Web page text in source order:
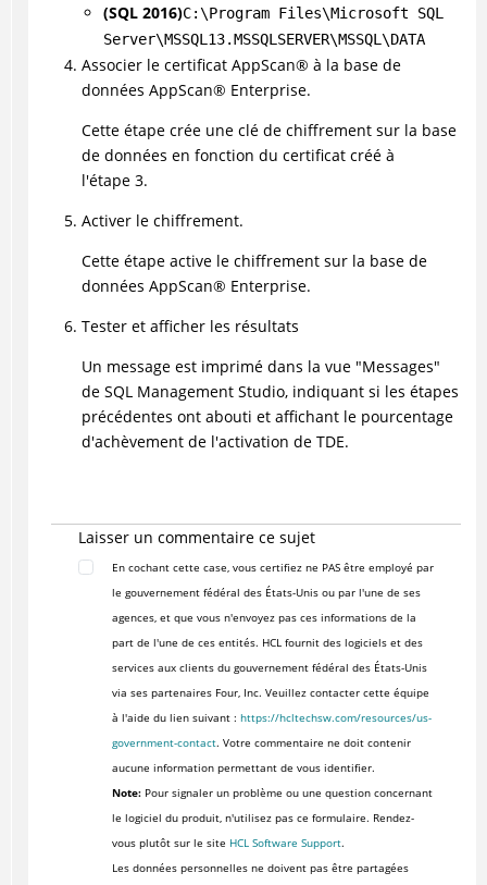
(SQL 2016)C:\Program Files\Microsoft SQL
Server\MSSQL13.MSSQLSERVER\MSSQL\DATA
Associer le certificat AppScan® à la base de
données AppScan® Enterprise.
Cette étape crée une clé de chiffrement sur la base
de données en fonction du certificat créé à
l'étape 3.
Activer le chiffrement.
Cette étape active le chiffrement sur la base de
données AppScan® Enterprise.
Tester et afficher les résultats
Un message est imprimé dans la vue "Messages"
de SQL Management Studio, indiquant si les étapes
précédentes ont abouti et affichant le pourcentage
d'achèvement de l'activation de TDE.
Laisser un commentaire ce sujet
En cochant cette case, vous certifiez ne PAS être employé par
le gouvernement fédéral des États-Unis ou par l'une de ses
agences, et que vous n'envoyez pas ces informations de la
part de l'une de ces entités. HCL fournit des logiciels et des
services aux clients du gouvernement fédéral des États-Unis
via ses partenaires Four, Inc. Veuillez contacter cette équipe
à l'aide du lien suivant : https://hcltechsw.com/resources/us-
government-contact. Votre commentaire ne doit contenir
aucune information permettant de vous identifier.
Note:Pour signaler un problème ou une question concernant
le logiciel du produit, n'utilisez pas ce formulaire. Rendez-
vous plutôt sur le site HCL Software Support.
Les données personnelles ne doivent pas être partagées